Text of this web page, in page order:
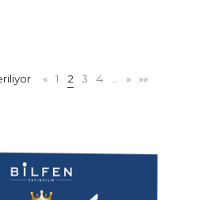
« 1 2 3 4 » »»